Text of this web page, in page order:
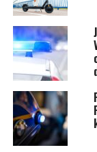
No votes yet.
POVEZANE TEME :
POLICIJSKI
SANDRA POLJAK
UP NEXT
Dva tinejdžera
NE PROPUSTITE
Crveni križ,